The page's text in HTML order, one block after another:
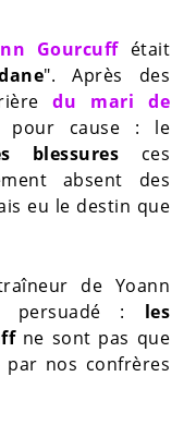
Gourcuffétait
". Après des
du mari de
pour cause : le
blessures ces
absent des
eu le destin que
de Yoann
persuadé : les
ne sont pas que
par nos confrères